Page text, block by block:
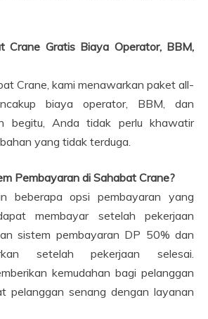
Crane Gratis Biaya Operator, BBM,
Crane, kami menawarkan paket all-
biaya operator, BBM, dan
begitu, Anda tidak perlu khawatir
yang tidak terduga.
Pembayaran di Sahabat Crane?
beberapa opsi pembayaran yang
membayar setelah pekerjaan
sistem pembayaran DP 50% dan
setelah pekerjaan selesai.
kemudahan bagi pelanggan
pelanggan senang dengan layanan